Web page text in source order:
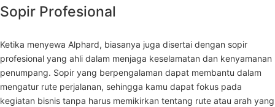
Sopir Profesional
Ketika menyewa Alphard, biasanya juga disertai dengan sopir
profesional yang ahli dalam menjaga keselamatan dan kenyamanan
penumpang. Sopir yang berpengalaman dapat membantu dalam
mengatur rute perjalanan, sehingga kamu dapat fokus pada
kegiatan bisnis tanpa harus memikirkan tentang rute atau arah yang